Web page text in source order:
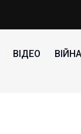
ВІДЕО ВІЙНА